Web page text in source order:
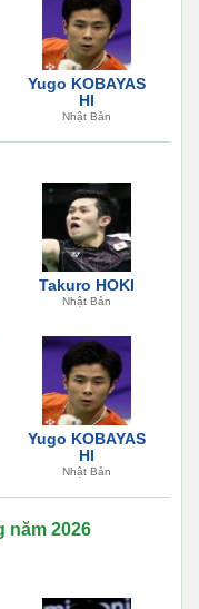
Yugo KOBAYAS
HI
Nhật Bản
Takuro HOKI
Nhật Bản
Yugo KOBAYAS
HI
Nhật Bản
năm 2026